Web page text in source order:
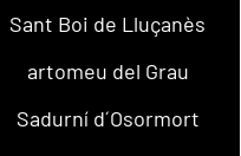
Sant Boi de Lluçanès
artomeu del Grau
Sadurní d´Osormort